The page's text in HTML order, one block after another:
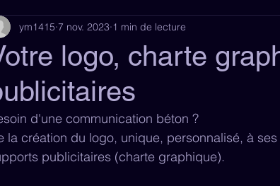
papeterie signalétique logo
enseigne
logo, charte
ym1415 7 nov. 2023 1 min de lecture
d'une communication béton ?
la création du logo, unique, personnalisé, à
publicitaires (charte graphique).